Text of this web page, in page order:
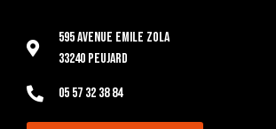
595 Avenue Emile Zola
33240 Peujard
05 57 32 38 84